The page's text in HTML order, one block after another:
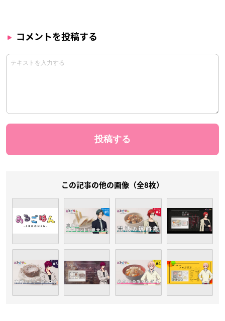
コメントを投稿する
この記事の他の画像（全8枚）